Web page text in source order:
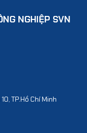
NGHIỆP SVN
TP.Hồ Chí Minh